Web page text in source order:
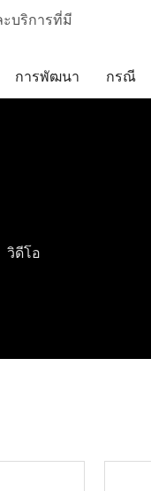
บริการที่มี
การพัฒนา กรณี
วิดีโอ